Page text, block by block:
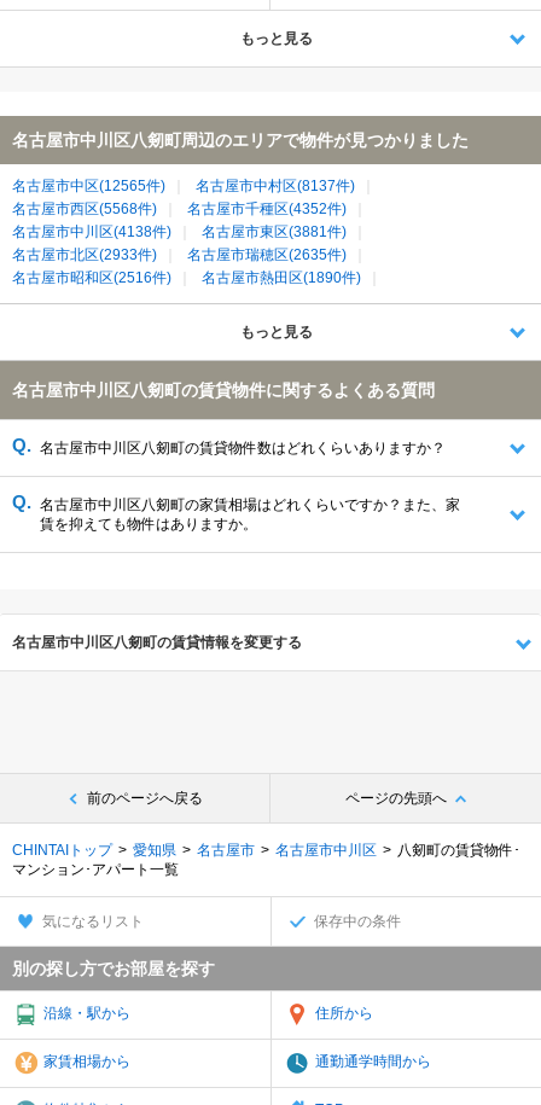
もっと見る
名古屋市中川区八剱町周辺のエリアで物件が見つかりました
名古屋市中区(12565件)
名古屋市中村区(8137件)
名古屋市西区(5568件)
名古屋市千種区(4352件)
名古屋市中川区(4138件)
名古屋市東区(3881件)
名古屋市北区(2933件)
名古屋市瑞穂区(2635件)
名古屋市昭和区(2516件)
名古屋市熱田区(1890件)
名古屋市南区(1871件)
名古屋市緑区(1455件)
清須市(642件)
もっと見る
名古屋市中川区八剱町の賃貸物件に関するよくある質問
名古屋市中川区八剱町の賃貸物件数はどれくらいありますか？
名古屋市中川区八剱町の家賃相場はどれくらいですか？また、家
賃を抑えても物件はありますか。
名古屋市中川区八剱町の賃貸情報を変更する
前のページへ戻る ページの先頭へ
CHINTAIトップ 愛知県 名古屋市 名古屋市中川区
八剱町の賃貸物件･
マンション･アパート一覧
気になるリスト 保存中の条件
別の探し方でお部屋を探す
沿線・駅から 住所から
家賃相場から 通勤通学時間から